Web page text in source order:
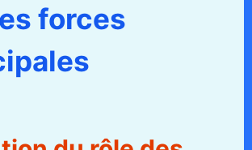
forces